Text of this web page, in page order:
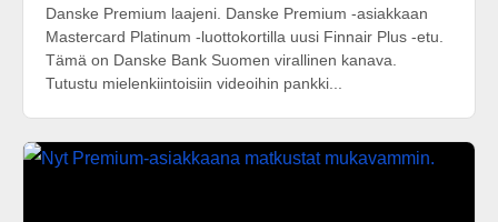
Danske Premium laajeni. Danske Premium -asiakkaan
Mastercard Platinum -luottokortilla uusi Finnair Plus -etu.
Tämä on Danske Bank Suomen virallinen kanava.
Tutustu mielenkiintoisiin videoihin pankki...